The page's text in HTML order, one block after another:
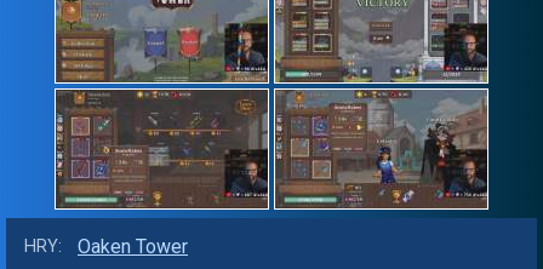
HRY: Oaken Tower